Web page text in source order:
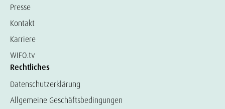
Presse
Kontakt
Karriere
WIFO.tv
Rechtliches
Datenschutzerklärung
Allgemeine Geschäftsbedingungen